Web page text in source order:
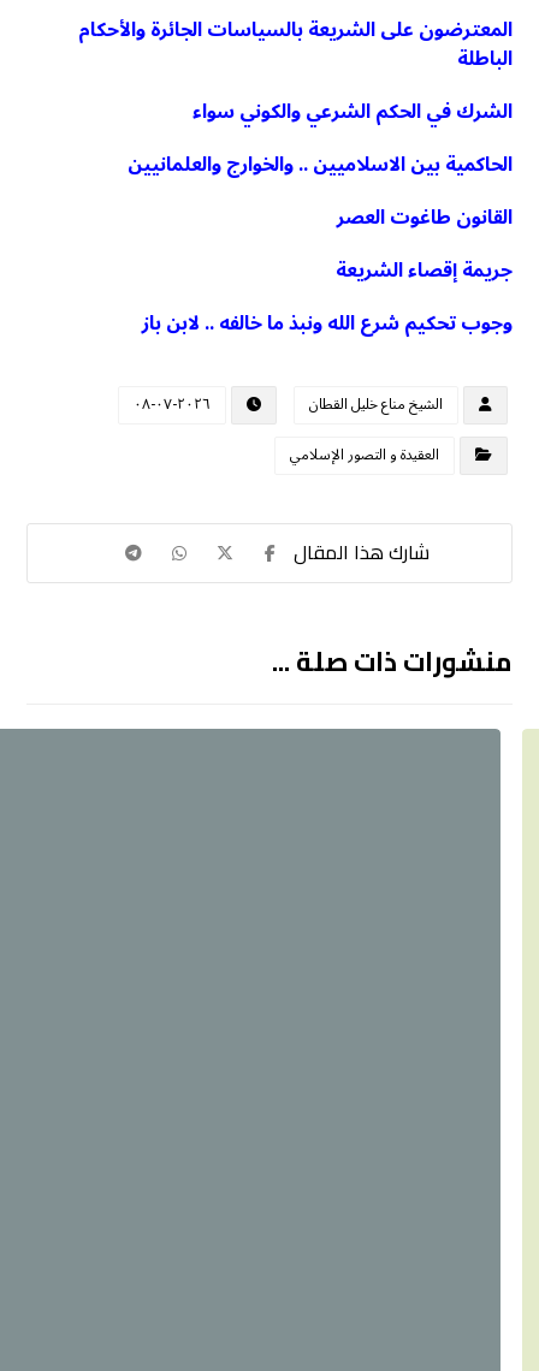
المعترضون على الشريعة بالسياسات الجائرة والأحكام
الباطلة
الشرك في الحكم الشرعي والكوني سواء
الحاكمية بين الاسلاميين .. والخوارج والعلمانيين
القانون طاغوت العصر
جريمة إقصاء الشريعة
وجوب تحكيم شرع الله ونبذ ما خالفه .. لابن باز
الشيخ مناع خليل القطان
٢٠٢٦-٠٧-٠٨
العقيدة و التصور الإسلامي
منشورات ذات صلة ...